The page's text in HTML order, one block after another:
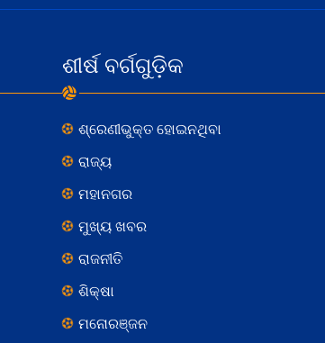
ଶୀର୍ଷ ବର୍ଗଗୁଡ଼ିକ
ଶ୍ରେଣୀଭୁକ୍ତ ହୋଇନଥିବା
ରାଜ୍ୟ
ମହାନଗର
ମୁଖ୍ୟ ଖବର
ରାଜନୀତି
ଶିକ୍ଷା
ମନୋରଞ୍ଜନ